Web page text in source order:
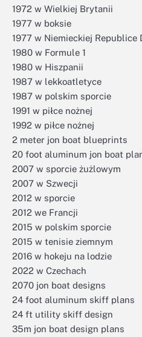
1972 w Wielkiej Brytanii
1977 w boksie
1977 w Niemieckiej Republice
1980 w Formule 1
1980 w Hiszpanii
1987 w lekkoatletyce
1987 w polskim sporcie
1991 w piłce nożnej
1992 w piłce nożnej
2 meter jon boat blueprints
20 foot aluminum jon boat
2007 w sporcie żużlowym
2007 w Szwecji
2012 w sporcie
2012 we Francji
2015 w polskim sporcie
2015 w tenisie ziemnym
2016 w hokeju na lodzie
2022 w Czechach
2070 jon boat designs
24 foot aluminum skiff plans
24 ft utility skiff design
35m jon boat design plans